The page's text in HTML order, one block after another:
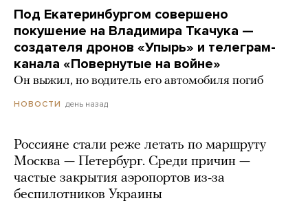
Под Екатеринбургом совершено
покушение на Владимира Ткачука —
создателя дронов «Упырь» и телеграм-
канала «Повернутые на войне»
Он выжил, но водитель его автомобиля погиб
НОВОСТИ день назад
Россияне стали реже летать по маршруту
Москва — Петербург. Среди причин —
частые закрытия аэропортов из-за
беспилотников Украины